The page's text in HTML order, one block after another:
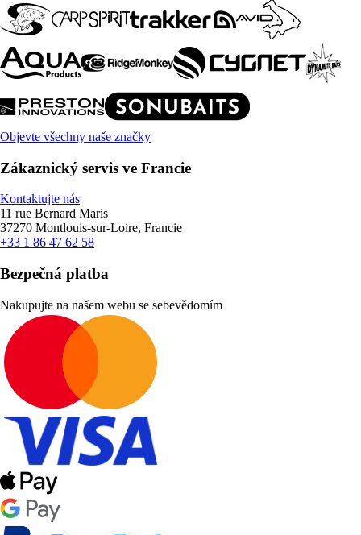
Objevte všechny naše značky
Zákaznický servis ve Francie
Kontaktujte nás
11 rue Bernard Maris
37270 Montlouis-sur-Loire, Francie
+33 1 86 47 62 58
Bezpečná platba
Nakupujte na našem webu se sebevědomím